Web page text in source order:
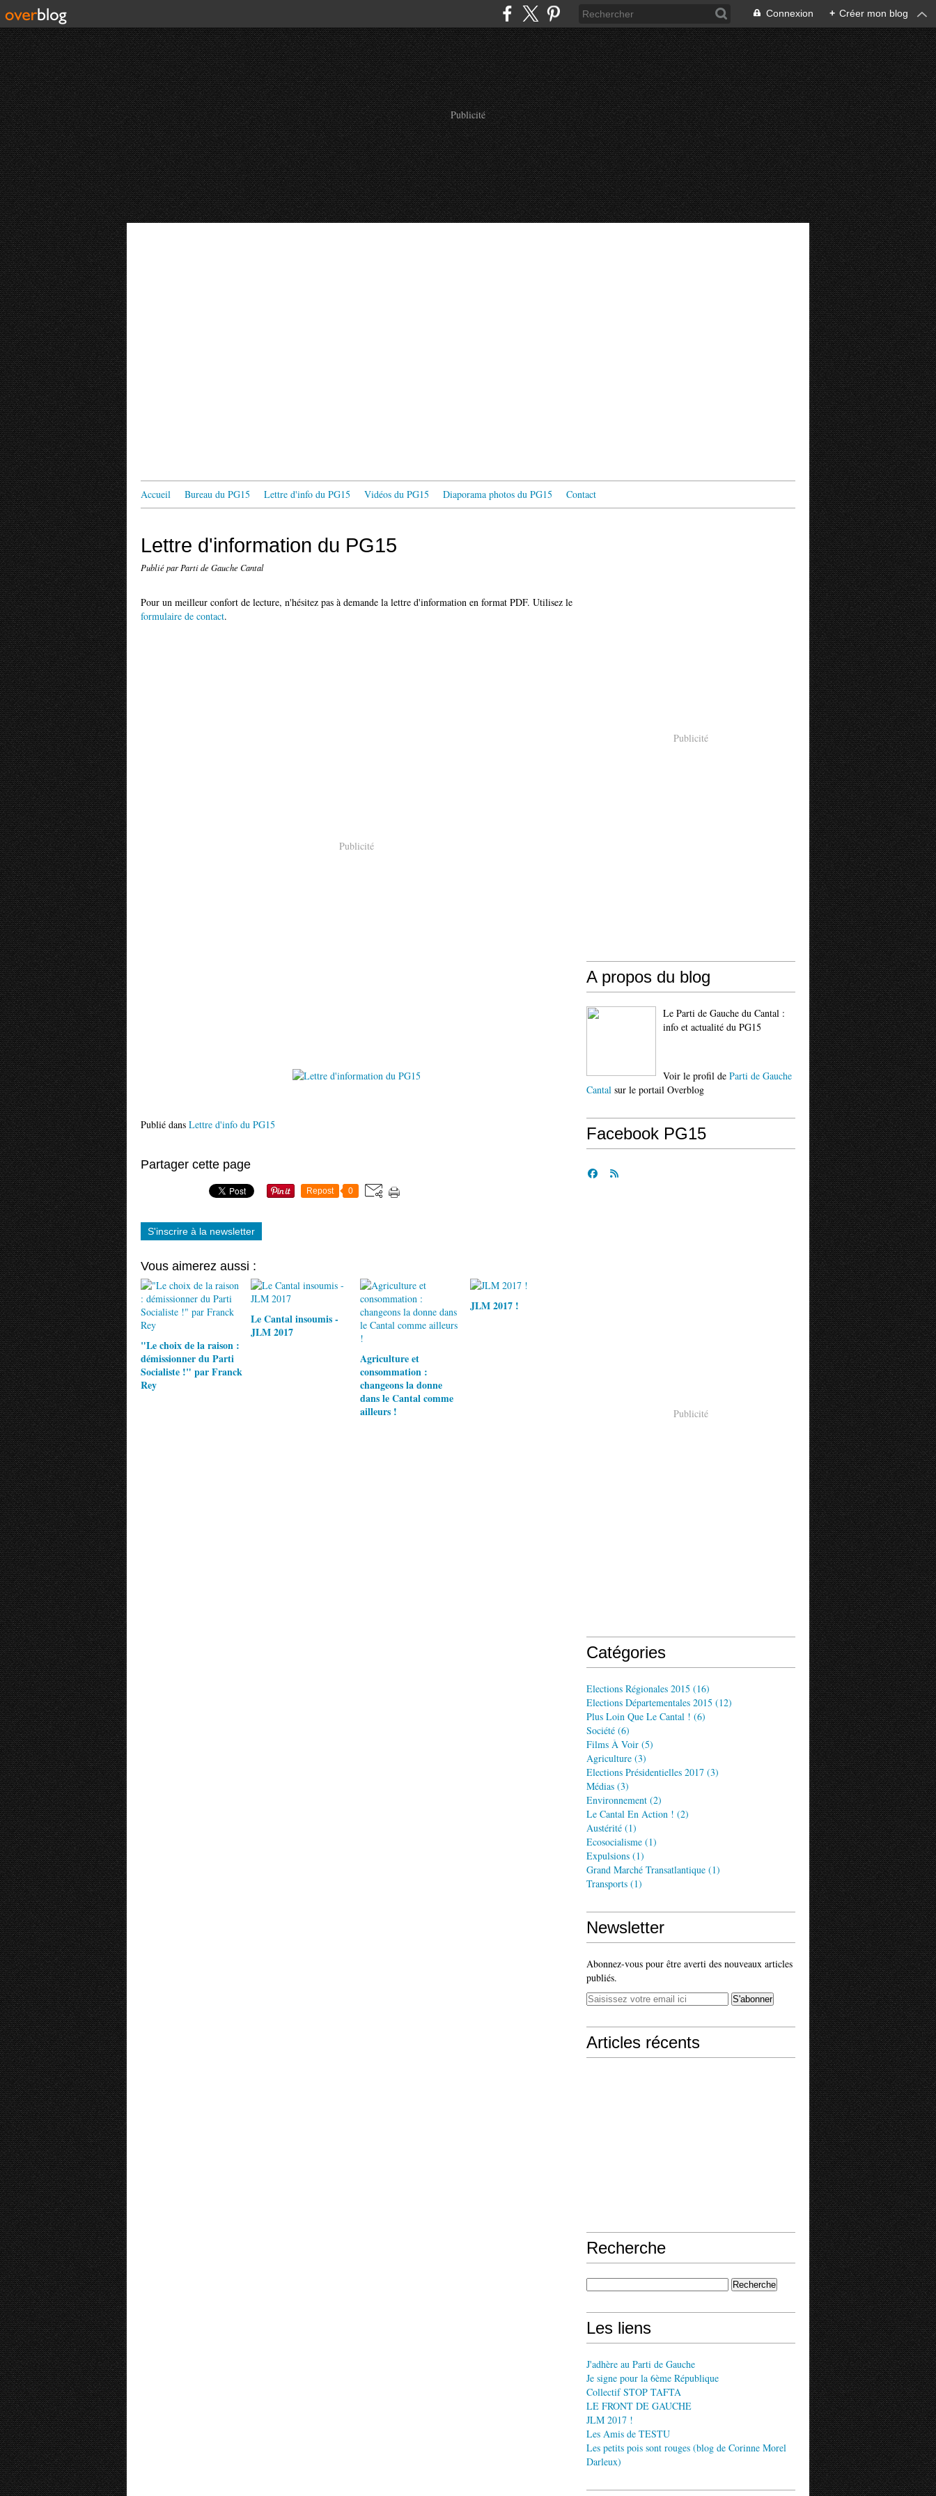
Connexion + Créer mon blog
Publicité
Accueil Bureau du PG15 Lettre d'info du PG15 Vidéos du PG15 Diaporama photos du PG15 Contact
Lettre d'information du PG15
Publié par Parti de Gauche Cantal
Pour un meilleur confort de lecture, n'hésitez pas à demande la lettre d'information en format PDF. Utilisez le
formulaire de contact.
Publicité
Publié dans Lettre d'info du PG15
Partager cette page
Repost 0
S'inscrire à la newsletter
Vous aimerez aussi :
"Le choix de la raison :
démissionner du Parti
Socialiste !" par Franck
Rey
Le Cantal insoumis -
JLM 2017
Agriculture et
consommation :
changeons la donne
dans le Cantal comme
ailleurs !
JLM 2017 !
Publicité
A propos du blog
Le Parti de Gauche du Cantal :
info et actualité du PG15
Voir le profil de Parti de Gauche
Cantal sur le portail Overblog
Facebook PG15
Publicité
Catégories
Elections Régionales 2015 (16)
Elections Départementales 2015 (12)
Plus Loin Que Le Cantal ! (6)
Société (6)
Films À Voir (5)
Agriculture (3)
Elections Présidentielles 2017 (3)
Médias (3)
Environnement (2)
Le Cantal En Action ! (2)
Austérité (1)
Ecosocialisme (1)
Expulsions (1)
Grand Marché Transatlantique (1)
Transports (1)
Newsletter
Abonnez-vous pour être averti des nouveaux articles
publiés.
Articles récents
Recherche
Les liens
J'adhère au Parti de Gauche
Je signe pour la 6ème République
Collectif STOP TAFTA
LE FRONT DE GAUCHE
JLM 2017 !
Les Amis de TESTU
Les petits pois sont rouges (blog de Corinne Morel
Darleux)